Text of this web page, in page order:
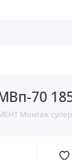
70
Монтаж